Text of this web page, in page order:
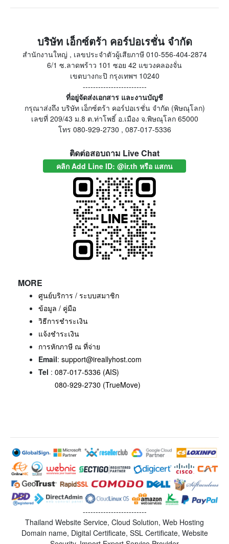
บริษัท เอ็กซ์ตร้า คอร์ปอเรชั่น จำกัด
สำนักงานใหญ่ , เลขประจำตัวผู้เสียภาษี 010-556-404-2874
6/1 ซ.ลาดพร้าว 101 ซอย 42 แขวงคลองจั่น
เขตบางกะปิ กรุงเทพฯ 10240
-------------------------
ที่อยู่จัดส่งเอกสาร และงานบัญชี
กรุณาส่งถึง บริษัท เอ็กซ์ตร้า คอร์ปอเรชั่น จำกัด (พิษณุโลก)
เลขที่ 209/43 ม.8 ต.ท่าโพธิ์ อ.เมือง จ.พิษณุโลก 65000
โทร 080-929-2730 , 087-017-5336
ติดต่อสอบถาม Live Chat
คลิก Add Line ID: @ir.th หรือ แสกน
MORE
ศูนย์บริการ / ระบบสมาชิก
ข้อมูล / คู่มือ
วิธีการชำระเงิน
แจ้งชำระเงิน
การหักภาษี ณ ที่จ่าย
Email: support@ireallyhost.com
Tel : 087-017-5336 (AIS)
080-929-2730 (TrueMove)
-------------------------
Thailand Website Service, Cloud Solution, Web Hosting
Domain name, Digital Certificate, SSL Certificate, Website